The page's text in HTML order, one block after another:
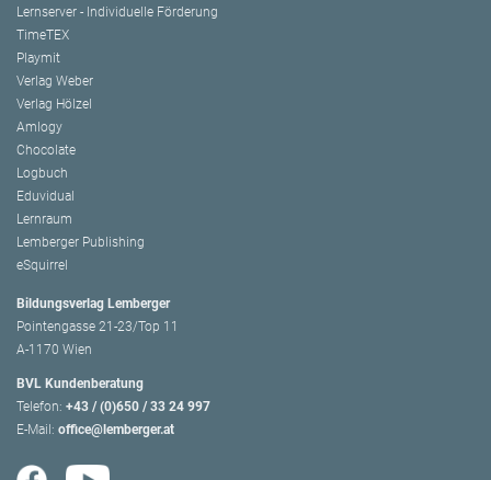
Lernserver - Individuelle Förderung
TimeTEX
Playmit
Verlag Weber
Verlag Hölzel
Amlogy
Chocolate
Logbuch
Eduvidual
Lernraum
Lemberger Publishing
eSquirrel
Bildungsverlag Lemberger
Pointengasse 21-23/Top 11
A-1170 Wien
BVL Kundenberatung
Telefon: +43 / (0)650 / 33 24 997
E-Mail: office@lemberger.at